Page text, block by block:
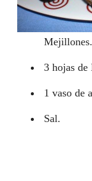
Mejillones.
3 hojas de
1 vaso de
Sal.